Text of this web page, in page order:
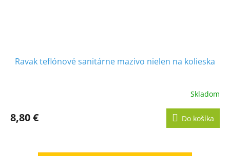
Ravak teflónové sanitárne mazivo nielen na kolieska
Skladom
8,80 € Do košíka